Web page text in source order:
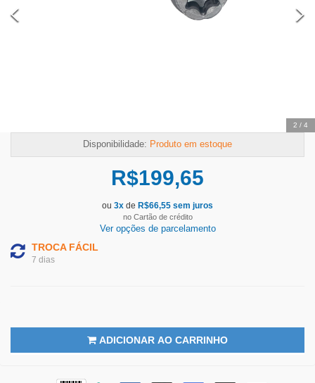
2 / 4
Disponibilidade: Produto em estoque
R$199,65
ou 3x de R$66,55 sem juros
no Cartão de crédito
Ver opções de parcelamento
TROCA FÁCIL
7 dias
ADICIONAR AO CARRINHO